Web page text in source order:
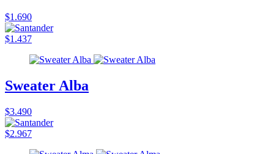
$1.690
$1.437
Sweater Alba
$3.490
$2.967